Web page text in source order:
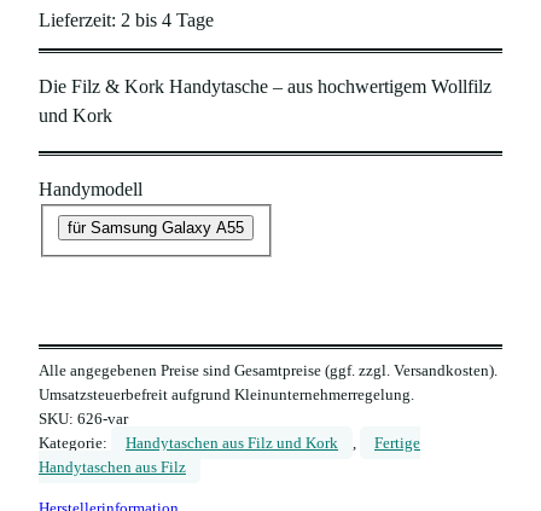
Lieferzeit: 2 bis 4 Tage
Die Filz & Kork Handytasche – aus hochwertigem Wollfilz
und Kork
Handymodell
für Samsung Galaxy A55
Alle angegebenen Preise sind Gesamtpreise (ggf. zzgl. Versandkosten).
Umsatzsteuerbefreit aufgrund Kleinunternehmerregelung.
SKU: 626-var
Kategorie:
Handytaschen aus Filz und Kork ,
Fertige
Handytaschen aus Filz